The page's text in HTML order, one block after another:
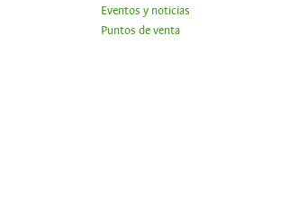
Eventos y noticias
Puntos de venta